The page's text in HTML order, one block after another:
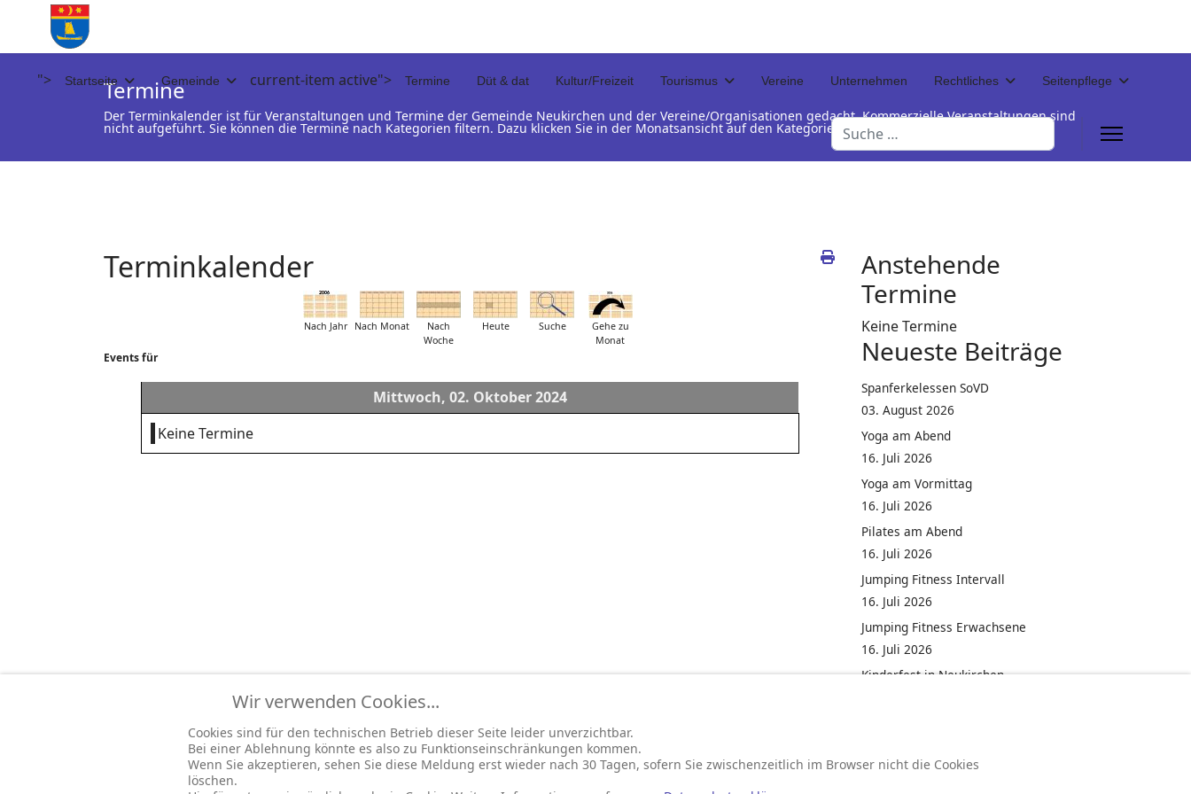
"> Startseite Gemeinde current-item active"> Termine Düt & dat Kultur/Freizeit Tourismus Vereine Unternehmen Rechtliches Seitenpflege
Suchen
Termine
Der Terminkalender ist für Veranstaltungen und Termine der Gemeinde Neukirchen und der Vereine/Organisationen gedacht. Kommerzielle Veranstaltungen sind
nicht aufgeführt. Sie können die Termine nach Kategorien filtern. Dazu klicken Sie in der Monatsansicht auf den Kategorienamen unterhalb der Termintabelle
Terminkalender
Nach Jahr Nach Monat
Nach
Woche
Heute Suche
Gehe zu
Monat
Events für
Mittwoch, 02. Oktober 2024
Keine Termine
Anstehende
Termine
Keine Termine
Neueste Beiträge
Spanferkelessen SoVD
03. August 2026
Yoga am Abend
16. Juli 2026
Yoga am Vormittag
16. Juli 2026
Pilates am Abend
16. Juli 2026
Jumping Fitness Intervall
16. Juli 2026
Jumping Fitness Erwachsene
16. Juli 2026
Kinderfest in Neukirchen
Wir verwenden Cookies...
Cookies sind für den technischen Betrieb dieser Seite leider unverzichtbar.
Bei einer Ablehnung könnte es also zu Funktionseinschränkungen kommen.
Wenn Sie akzeptieren, sehen Sie diese Meldung erst wieder nach 30 Tagen, sofern Sie zwischenzeitlich im Browser nicht die Cookies
löschen.